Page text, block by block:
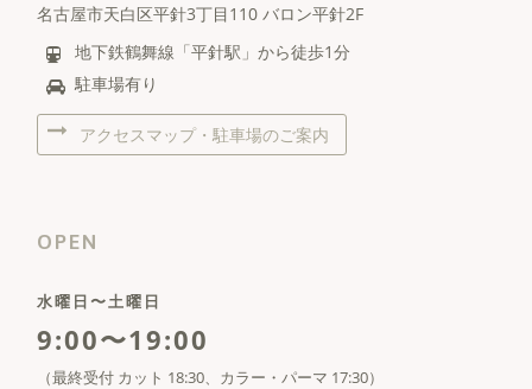
名古屋市天白区平針3丁目110 バロン平針2F
地下鉄鶴舞線「平針駅」から徒歩1分
駐車場有り
アクセスマップ・駐車場のご案内
OPEN
水曜日〜土曜日
9:00〜19:00
（最終受付 カット 18:30、カラー・パーマ 17:30）